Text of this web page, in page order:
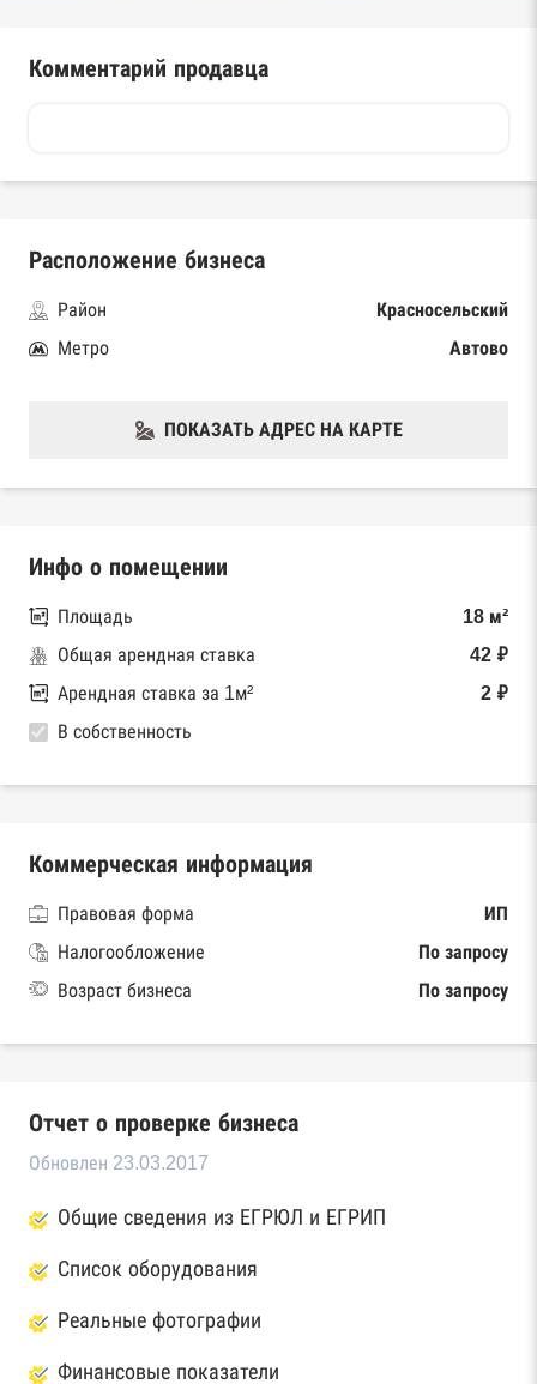
Комментарий продавца
Расположение бизнеса
Район
Красносельский
Метро
Автово
ПОКАЗАТЬ АДРЕС НА КАРТЕ
Инфо о помещении
Площадь
18 м²
Общая арендная ставка
42 ₽
Арендная ставка за 1м²
2 ₽
В собственность
Коммерческая информация
Правовая форма
ИП
Налогообложение
По запросу
Возраст бизнеса
По запросу
Отчет о проверке бизнеса
Обновлен 23.03.2017
Общие сведения из ЕГРЮЛ и ЕГРИП
Список оборудования
Реальные фотографии
Финансовые показатели